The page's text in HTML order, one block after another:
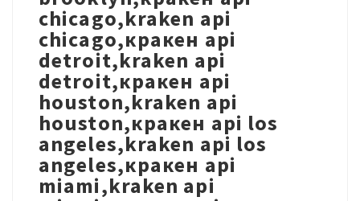
chicago,kraken api
chicago,кракен api
detroit,kraken api
detroit,кракен api
houston,kraken api
houston,кракен api los
angeles,kraken api los
angeles,кракен api
miami,kraken api